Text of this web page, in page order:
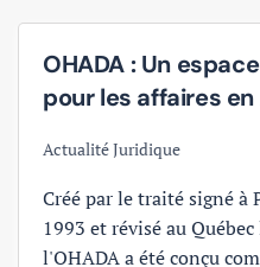
OHADA : Un
pour les affaires
Actualité Juridique
Créé par le traité signé
1993 et révisé au
l'OHADA a été conçu